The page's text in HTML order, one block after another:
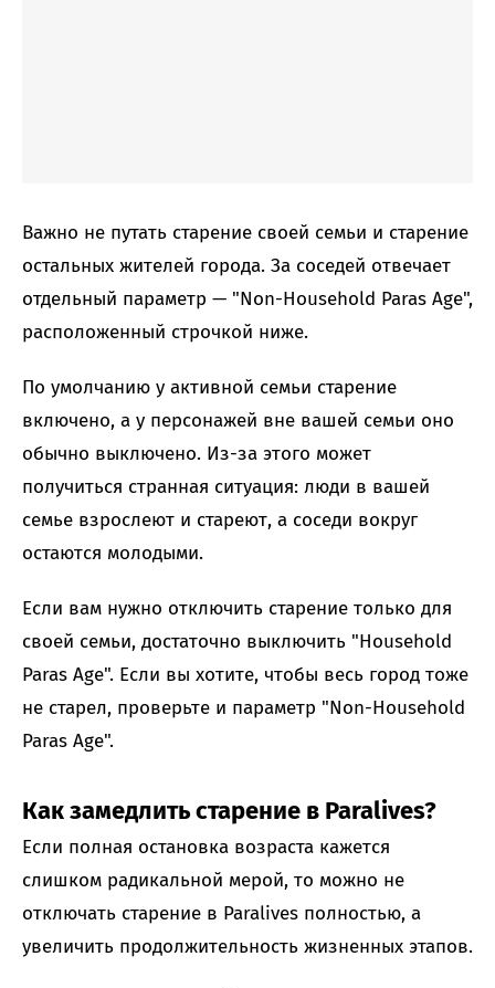
Важно не путать старение своей семьи и старение
остальных жителей города. За соседей отвечает
отдельный параметр — "Non-Household Paras Age",
расположенный строчкой ниже.
По умолчанию у активной семьи старение
включено, а у персонажей вне вашей семьи оно
обычно выключено. Из-за этого может
получиться странная ситуация: люди в вашей
семье взрослеют и стареют, а соседи вокруг
остаются молодыми.
Если вам нужно отключить старение только для
своей семьи, достаточно выключить "Household
Paras Age". Если вы хотите, чтобы весь город тоже
не старел, проверьте и параметр "Non-Household
Paras Age".
Как замедлить старение в Paralives?
Если полная остановка возраста кажется
слишком радикальной мерой, то можно не
отключать старение в Paralives полностью, а
увеличить продолжительность жизненных этапов.